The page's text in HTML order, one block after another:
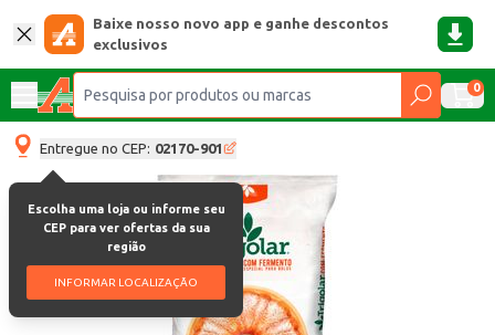
Baixe nosso novo app e ganhe descontos
exclusivos
0
Entregue no CEP: 02170-901
Escolha uma loja ou informe seu
CEP para ver ofertas da sua
região
INFORMAR LOCALIZAÇÃO